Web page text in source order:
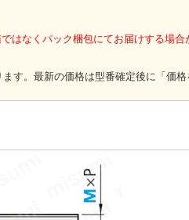
はなくパック梱包にてお届けする場合
ます。最新の価格は型番確定後に「価